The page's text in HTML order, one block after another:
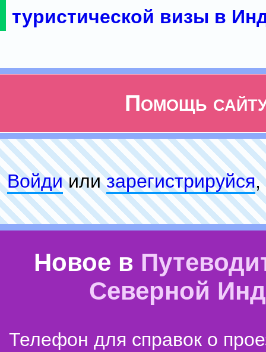
туристической визы в
Помощь
Войдиилизарeгиcтpируйся,
Новое в
Северной
Телефон для справок о